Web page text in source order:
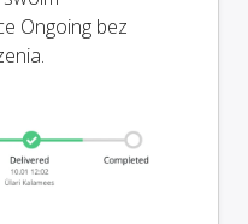
Ongoing bez